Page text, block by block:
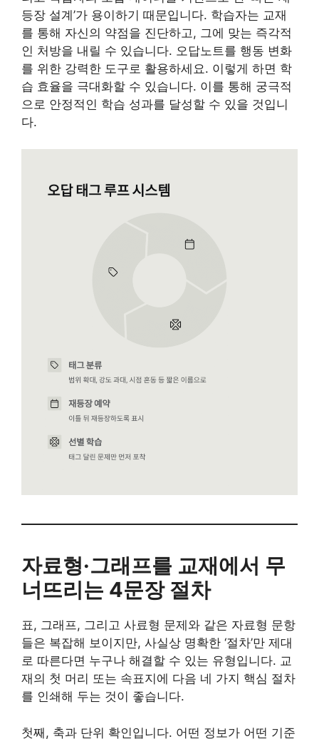
등장 설계’가 용이하기 때문입니다. 학습자는 교재
를 통해 자신의 약점을 진단하고, 그에 맞는 즉각적
인 처방을 내릴 수 있습니다. 오답노트를 행동 변화
를 위한 강력한 도구로 활용하세요. 이렇게 하면 학
습 효율을 극대화할 수 있습니다. 이를 통해 궁극적
으로 안정적인 학습 성과를 달성할 수 있을 것입니
다.
자료형·그래프를 교재에서 무
너뜨리는 4문장 절차
표, 그래프, 그리고 사료형 문제와 같은 자료형 문항
들은 복잡해 보이지만, 사실상 명확한 ‘절차’만 제대
로 따른다면 누구나 해결할 수 있는 유형입니다. 교
재의 첫 머리 또는 속표지에 다음 네 가지 핵심 절차
를 인쇄해 두는 것이 좋습니다.
첫째, 축과 단위 확인입니다. 어떤 정보가 어떤 기준